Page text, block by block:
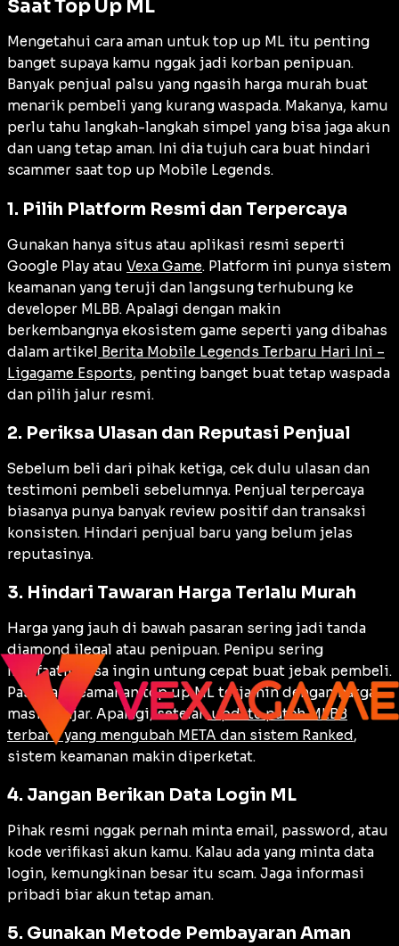
Saat Top Up ML
Mengetahui cara aman untuk top up ML itu penting
banget supaya kamu nggak jadi korban penipuan.
Banyak penjual palsu yang ngasih harga murah buat
menarik pembeli yang kurang waspada. Makanya, kamu
perlu tahu langkah-langkah simpel yang bisa jaga akun
dan uang tetap aman. Ini dia tujuh cara buat hindari
scammer saat top up Mobile Legends.
1. Pilih Platform Resmi dan Terpercaya
Gunakan hanya situs atau aplikasi resmi seperti
Google Play atau Vexa Game. Platform ini punya sistem
keamanan yang teruji dan langsung terhubung ke
developer MLBB. Apalagi dengan makin
berkembangnya ekosistem game seperti yang dibahas
dalam artikel Berita Mobile Legends Terbaru Hari Ini –
Ligagame Esports, penting banget buat tetap waspada
dan pilih jalur resmi.
2. Periksa Ulasan dan Reputasi Penjual
Sebelum beli dari pihak ketiga, cek dulu ulasan dan
testimoni pembeli sebelumnya. Penjual terpercaya
biasanya punya banyak review positif dan transaksi
konsisten. Hindari penjual baru yang belum jelas
reputasinya.
3. Hindari Tawaran Harga Terlalu Murah
Harga yang jauh di bawah pasaran sering jadi tanda
diamond ilegal atau penipuan. Penipu sering
manfaatin rasa ingin untung cepat buat jebak pembeli.
Pastikan keamanan top up ML terjamin dengan harga
masih wajar. Apalagi, setelahupdate patch MLBB
terbaru yang mengubah META dan sistem Ranked,
sistem keamanan makin diperketat.
4. Jangan Berikan Data Login ML
Pihak resmi nggak pernah minta email, password, atau
kode verifikasi akun kamu. Kalau ada yang minta data
login, kemungkinan besar itu scam. Jaga informasi
pribadi biar akun tetap aman.
5. Gunakan Metode Pembayaran Aman